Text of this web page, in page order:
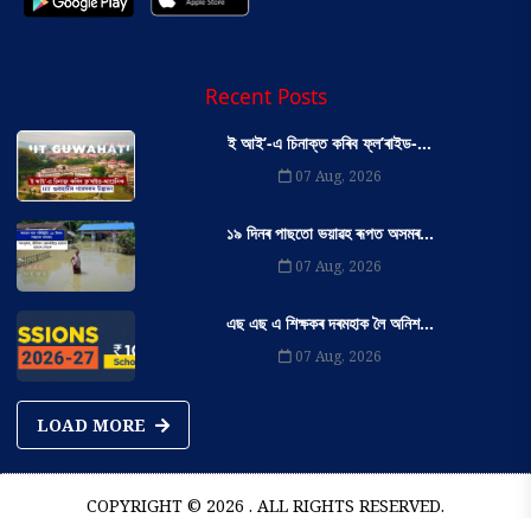
Recent Posts
ই আই’-এ চিনাক্ত কৰিব ফ্ল’ৰাইড-...
07 Aug, 2026
১৯ দিনৰ পাছতো ভয়াৱহ ৰূপত অসমৰ...
07 Aug, 2026
এছ এছ এ শিক্ষকৰ দৰমহাক লৈ অনিশ...
07 Aug, 2026
LOAD MORE
COPYRIGHT © 2026 . ALL RIGHTS RESERVED.